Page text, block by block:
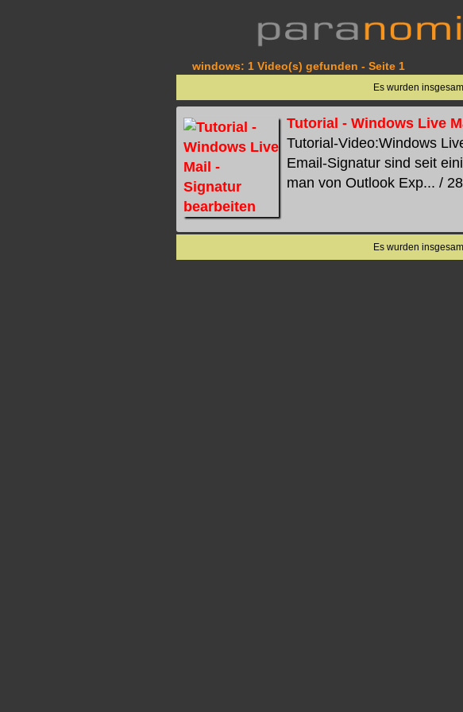
windows: 1 Video(s) gefunden - Seite 1
Es wurden
Tutorial - Windows Live
Tutorial-Video:Windows
Email-Signatur sind seit
man von Outlook Exp... /
Es wurden